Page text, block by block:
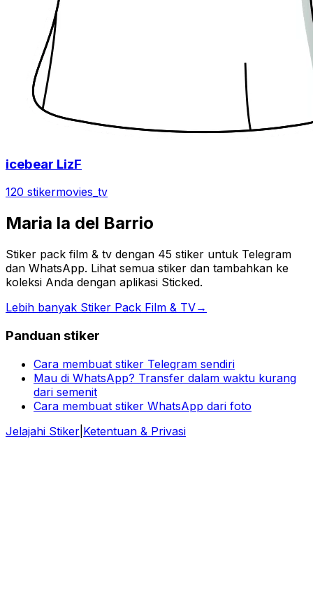
icebear LizF
120 stikermovies_tv
Maria la del Barrio
Stiker pack film & tv dengan 45 stiker untuk Telegram
dan WhatsApp. Lihat semua stiker dan tambahkan ke
koleksi Anda dengan aplikasi Sticked.
Lebih banyak Stiker Pack Film & TV→
Panduan stiker
Cara membuat stiker Telegram sendiri
Mau di WhatsApp? Transfer dalam waktu kurang
dari semenit
Cara membuat stiker WhatsApp dari foto
Jelajahi Stiker Ketentuan & Privasi